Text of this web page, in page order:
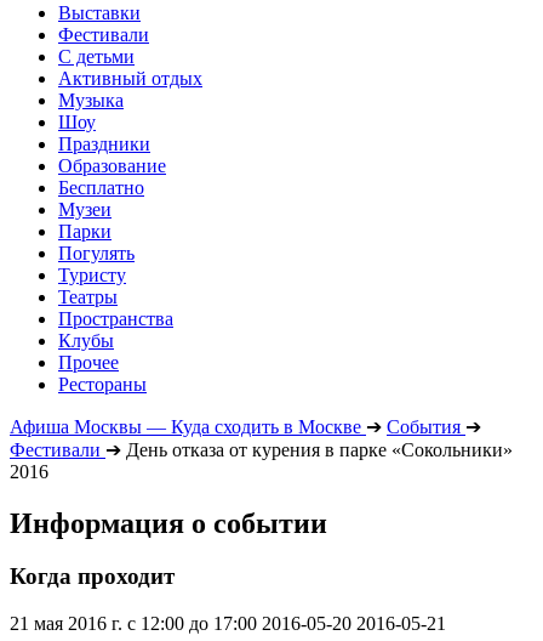
Выставки
Фестивали
С детьми
Активный отдых
Музыка
Шоу
Праздники
Образование
Бесплатно
Музеи
Парки
Погулять
Туристу
Театры
Пространства
Клубы
Прочее
Рестораны
Афиша Москвы — Куда сходить в Москве ➔ События ➔
Фестивали ➔ День отказа от курения в парке «Сокольники»
2016
Информация о событии
Когда проходит
21 мая 2016 г. с 12:00 до 17:00 2016-05-20 2016-05-21